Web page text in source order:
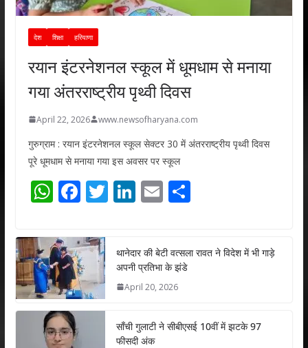
देश शिक्षा हरियाणा
रयान इंटरनेशनल स्कूल में धूमधाम से मनाया
गया अंतरराष्ट्रीय पृथ्वी दिवस
April 22, 2026 www.newsofharyana.com
गुरुग्राम : रयान इंटरनेशनल स्कूल सेक्टर 30 में अंतरराष्ट्रीय पृथ्वी दिवस
पूरे धूमधाम से मनाया गया इस अवसर पर स्कूल
W
at
s
A
p
p
F
e
b
o
o
T
er
Li
e
dI
E
l
S
e
थानेदार की बेटी वत्सला रावत ने विदेश में भी गाड़े
अपनी प्रतिभा के झंडे
April 20, 2026
साँची गुलाटी ने सीबीएसई 10वीं में झटके 97
फीसदी अंक